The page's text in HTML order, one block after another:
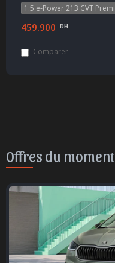
289.900
Comparer
Offres du moment